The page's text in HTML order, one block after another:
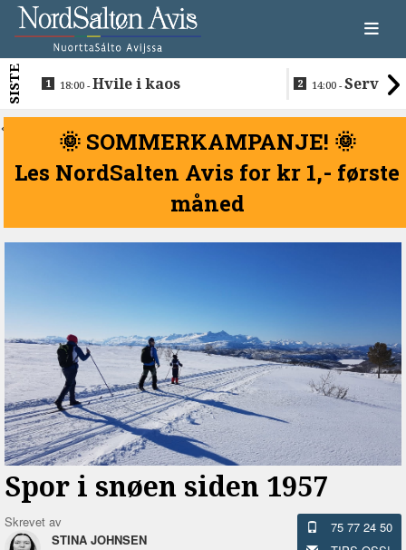
SISTE 18:00 -Hvile i kaos 14:00 -
beboerne
<
🌞 SOMMERKAMPANJE! 🌞
Les NordSalten Avis for kr 1,- første
måned
Spor i snøen siden 1957
Skrevet av
STINA JOHNSEN
75 77 24 50